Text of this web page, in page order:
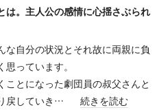
は。主人公の感情に心揺さぶられ
な自分の状況とそれ故に両親に負
っています。
ことになった劇団員の叔父さんと
戻していき…
続きを読む